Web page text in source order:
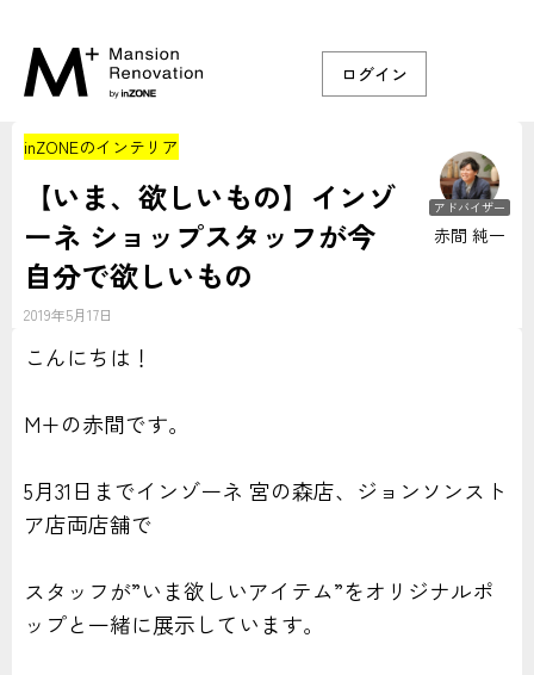
ログイン
inZONEのインテリア
【いま、欲しいもの】インゾ
ーネ ショップスタッフが今
自分で欲しいもの
2019年5月17日
アドバイザー
赤間 純一
こんにちは！
M+の赤間です。
5月31日までインゾーネ 宮の森店、ジョンソンスト
ア店両店舗で
スタッフが”いま欲しいアイテム”をオリジナルポ
ップと一緒に展示しています。